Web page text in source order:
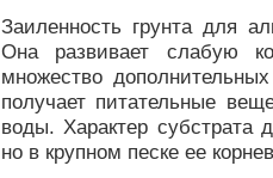
Заиленность грунта для
Она развивает слабую
множество
получает питательные
воды. Характер субстрата
но в крупном песке ее